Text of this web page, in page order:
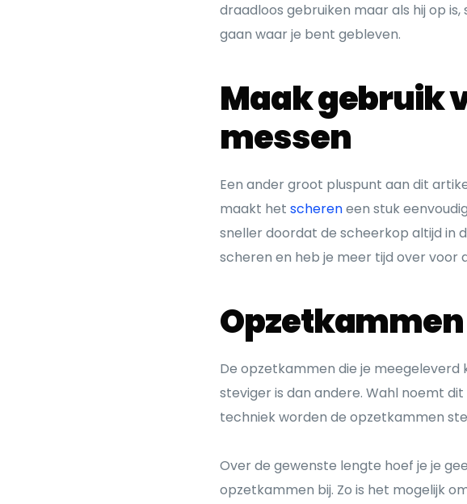
draadloos gebruiken maar als hij op
gaan waar je bent gebleven.
Maak gebruik
messen
Een ander groot pluspunt aan dit
maakt het schereneen stuk
sneller doordat de scheerkop altijd in
scheren en heb je meer tijd over voor
De opzetkammen die je
steviger is dan andere. Wahl noemt
techniek worden de opzetkammen
Over de gewenste lengte hoef je je
opzetkammen bij. Zo is het mogelijk